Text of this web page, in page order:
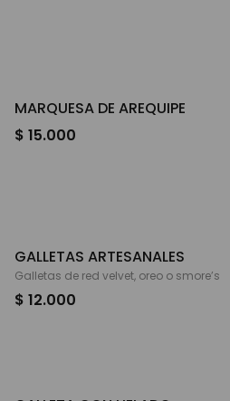
MARQUESA DE AREQUIPE
$ 15.000
GALLETAS ARTESANALES
Galletas de red velvet, oreo o smore’s
$ 12.000